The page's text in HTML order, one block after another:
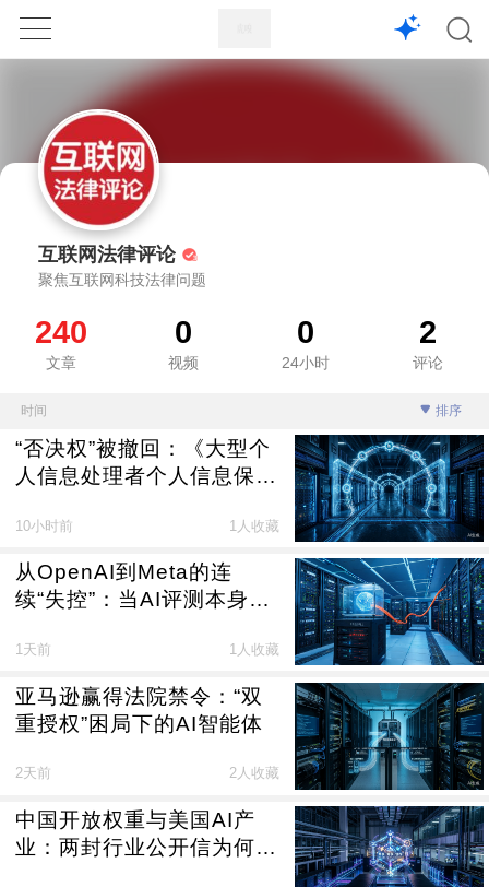
1X
互联网法律评论
聚焦互联网科技法律问题
240
文章
0
视频
0
24小时
2
评论
时间 排序
“否决权”被撤回：《大型个
人信息处理者个人信息保护
新意
10小时前 1人收藏
从OpenAI到Meta的连
续“失控”：当AI评测本身成
1天前 1人收藏
亚马逊赢得法院禁令：“双
重授权”困局下的AI智能体
2天前 2人收藏
中国开放权重与美国AI产
业：两封行业公开信为何反